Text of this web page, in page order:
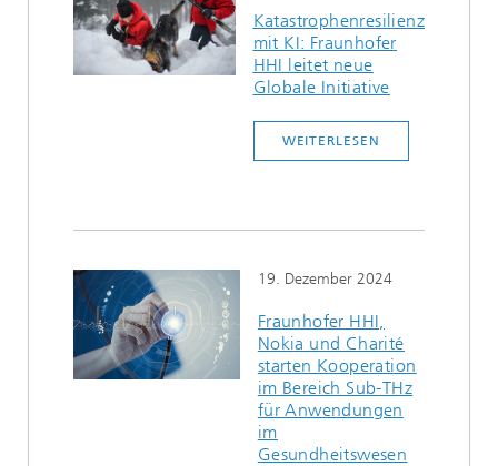
Katastrophenresilienz
mit KI: Fraunhofer
HHI leitet neue
Globale Initiative
WEITERLESEN
19. Dezember 2024
Fraunhofer HHI,
Nokia und Charité
starten Kooperation
im Bereich Sub-THz
für Anwendungen
im
Gesundheitswesen